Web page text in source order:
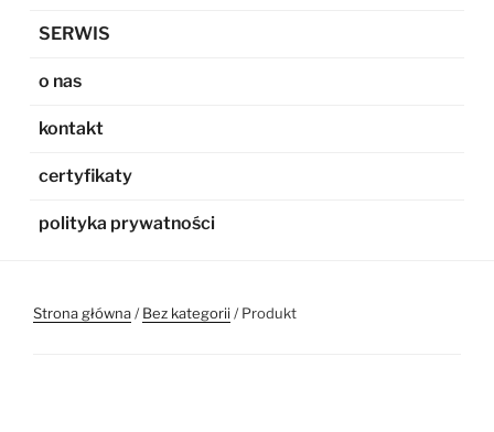
SERWIS
o nas
kontakt
certyfikaty
polityka prywatności
Strona główna/Bez kategorii / Produkt